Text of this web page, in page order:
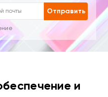
Отправить
предложения
запрошенного контента
и